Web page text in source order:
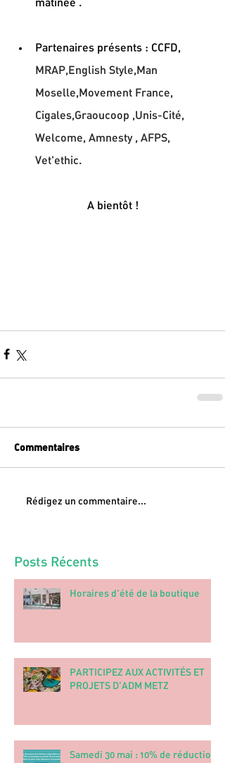
matinée .
Partenaires présents : CCFD,
MRAP,English Style,Man
Moselle,Movement France,
Cigales,Graoucoop ,Unis-Cité,
Welcome, Amnesty , AFPS,
Vet'ethic.
A bientôt !
Commentaires
Rédigez un commentaire...
Posts Récents
Horaires d'été de la boutique
PARTICIPEZ AUX ACTIVITÉS ET
PROJETS D'ADM METZ
Samedi 30 mai : 10% de réduction